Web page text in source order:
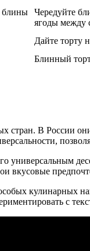
блины
Чередуйте
ягоды между
Дайте торту
Блинный
В России
универсальным
вкусовые
кулинарных
с